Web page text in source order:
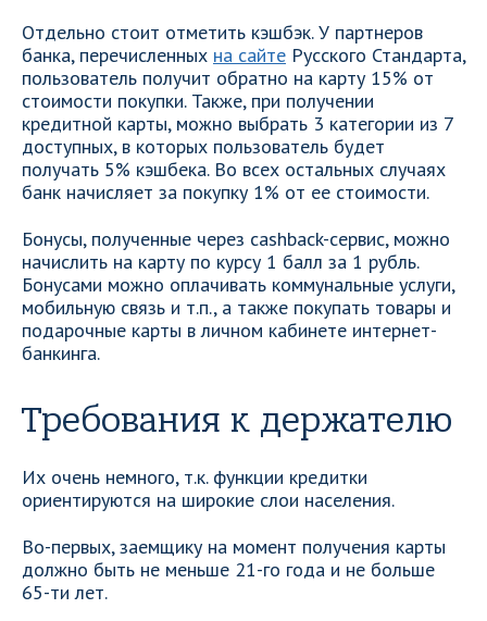
Отдельно стоит отметить кэшбэк. У партнеров
банка, перечисленных на сайте Русского Стандарта,
пользователь получит обратно на карту 15% от
стоимости покупки. Также, при получении
кредитной карты, можно выбрать 3 категории из 7
доступных, в которых пользователь будет
получать 5% кэшбека. Во всех остальных случаях
банк начисляет за покупку 1% от ее стоимости.
Бонусы, полученные через cashback-сервис, можно
начислить на карту по курсу 1 балл за 1 рубль.
Бонусами можно оплачивать коммунальные услуги,
мобильную связь и т.п., а также покупать товары и
подарочные карты в личном кабинете интернет-
банкинга.
Требования к держателю
Их очень немного, т.к. функции кредитки
ориентируются на широкие слои населения.
Во-первых, заемщику на момент получения карты
должно быть не меньше 21-го года и не больше
65-ти лет.